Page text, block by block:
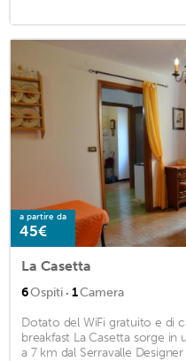
a partire da
45€
La Casetta
6Ospiti · 1Camera
Dotato del WiFi gratuito e di
breakfast La Casetta sorge in
a 7 km dal Serravalle